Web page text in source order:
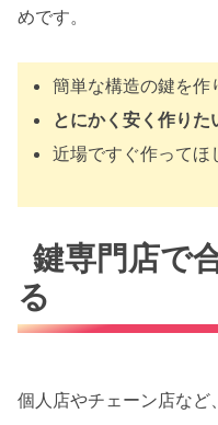
めです。
簡単な構造の鍵を作
とにかく安く作りた
近場ですぐ作ってほ
鍵専門店で
る
個人店やチェーン店など